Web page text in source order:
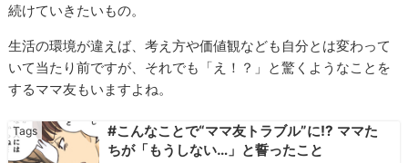
続けていきたいもの。
生活の環境が違えば、考え方や価値観なども自分とは変わって
いて当たり前ですが、それでも「え！？」と驚くようなことを
するママ友もいますよね。
#こんなことで“ママ友トラブル”に!? ママた
ちが「もうしない…」と誓ったこと